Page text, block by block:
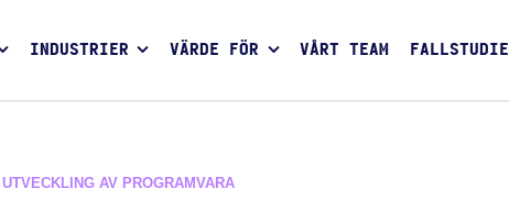
INDUSTRIER VÄRDE FÖR VÅRT TEAM
UTVECKLING AV PROGRAMVARA